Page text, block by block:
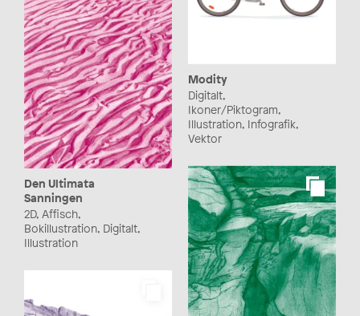
Modity
Digitalt,
Ikoner/Piktogram,
Illustration, Infografik,
Vektor
Den Ultimata
Sanningen
2D, Affisch,
Bokillustration, Digitalt,
Illustration